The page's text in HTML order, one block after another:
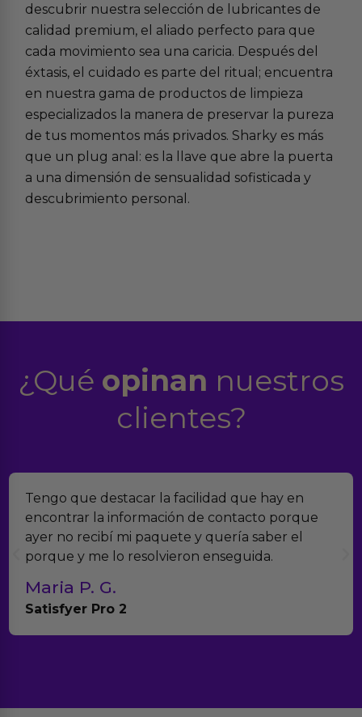
descubrir nuestra selección de
lubricantes de
calidad premium, el aliado perfecto para que
cada movimiento sea una caricia. Después del
éxtasis, el cuidado es parte del ritual; encuentra
en nuestra gama de productos de limpieza
especializados la manera de preservar la pureza
de tus momentos más privados. Sharky es más
que un plug anal: es la llave que abre la puerta
a una dimensión de sensualidad sofisticada y
descubrimiento personal.
¿Qué opinan nuestros
clientes?
Tengo que destacar la facilidad que hay en
encontrar la información de contacto porque
ayer no recibí mi paquete y quería saber el
porque y me lo resolvieron enseguida.
Maria P. G.
Satisfyer Pro 2